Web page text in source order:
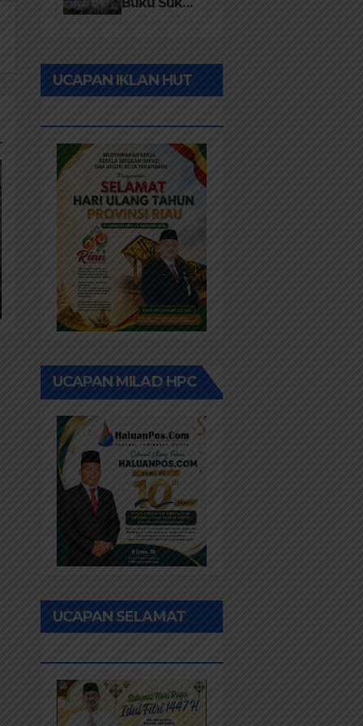
Buku Suku
Merawat
Identitas
Kepastian
Hukum
Masyarakat
Adat
UCAPAN IKLAN HUT
UCAPAN MILAD HPC
UCAPAN SELAMAT